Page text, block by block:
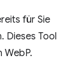
für Sie
Dieses Tool
WebP.